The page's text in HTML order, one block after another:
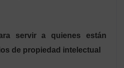
servir a quienes están
de propiedad intelectual